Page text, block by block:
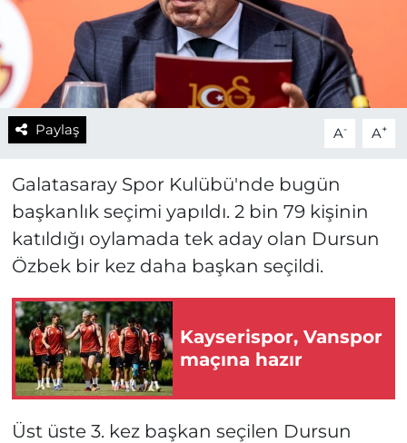
Paylaş A- A+
Galatasaray Spor Kulübü'nde bugün
başkanlık seçimi yapıldı. 2 bin 79 kişinin
katıldığı oylamada tek aday olan Dursun
Özbek bir kez daha başkan seçildi.
Kayserispor, Vanspor
maçına hazır
Üst üste 3. kez başkan seçilen Dursun